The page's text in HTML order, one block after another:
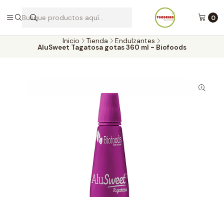
0
Envíos a todo Chile por Blue Express
Inicio Tienda Endulzantes
AluSweet Tagatosa gotas 360 ml - Biofoods